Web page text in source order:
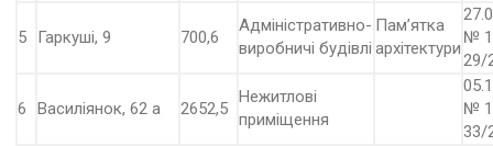
5 Гаркуші, 9 700,6
Адміністративно-
виробничі будівлі
Пам’ятка
архітектури
№
29/
6 Василіянок, 62 а 2652,5
Нежитлові
приміщення
№
33/